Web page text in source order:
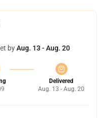
byAug. 13 - Aug. 20
Delivered
Aug. 13 - Aug. 20